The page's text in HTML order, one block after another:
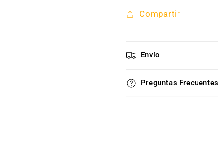
Compartir
Envío
Preguntas Frecuentes